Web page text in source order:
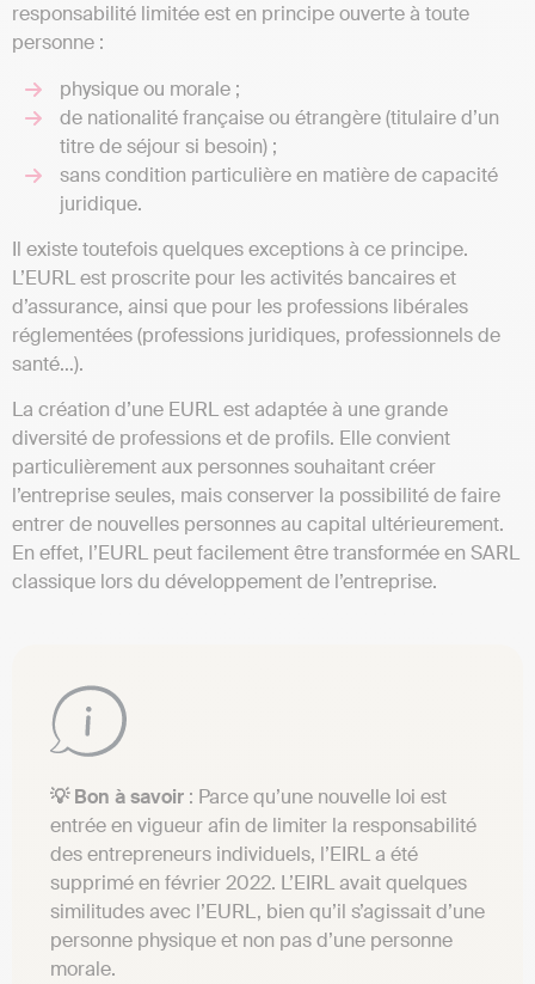
responsabilité limitée est en principe ouverte à toute
personne :
physique ou morale ;
de nationalité française ou étrangère (titulaire d’un
titre de séjour si besoin) ;
sans condition particulière en matière de capacité
juridique.
Il existe toutefois quelques exceptions à ce principe.
L’EURL est proscrite pour les activités bancaires et
d’assurance, ainsi que pour les professions libérales
réglementées (professions juridiques, professionnels de
santé…).
La création d’une EURL est adaptée à une grande
diversité de professions et de profils. Elle convient
particulièrement aux personnes souhaitant créer
l’entreprise seules, mais conserver la possibilité de faire
entrer de nouvelles personnes au capital ultérieurement.
En effet, l’EURL peut facilement être transformée en SARL
classique lors du développement de l’entreprise.
💡 Bon à savoir : Parce qu’une nouvelle loi est
entrée en vigueur afin de limiter la responsabilité
des entrepreneurs individuels, l’EIRL a été
supprimé en février 2022. L’EIRL avait quelques
similitudes avec l’EURL, bien qu’il s’agissait d’une
personne physique et non pas d’une personne
morale.